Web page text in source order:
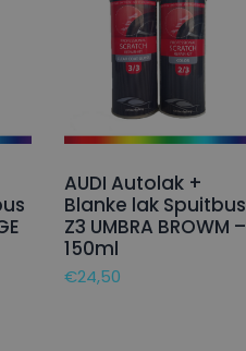
AUDI Autolak +
Blanke lak Spuitbus
Z3 UMBRA BROWM –
150ml
€24,50